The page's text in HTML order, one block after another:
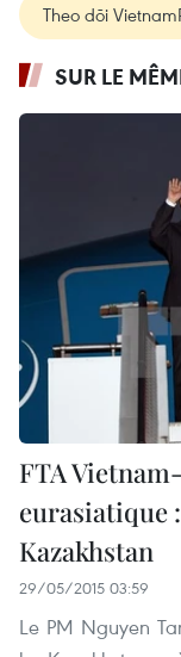
Theo dõi
SUR LE
FTA
eurasiatique
Kazakhstan
29/05/2015 03:59
Le PM Nguyen